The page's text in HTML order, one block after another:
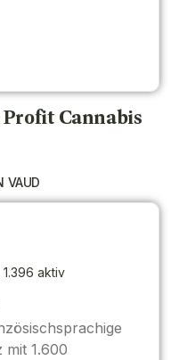
Profit Cannabis
VAUD
aktiv
mit 1.600